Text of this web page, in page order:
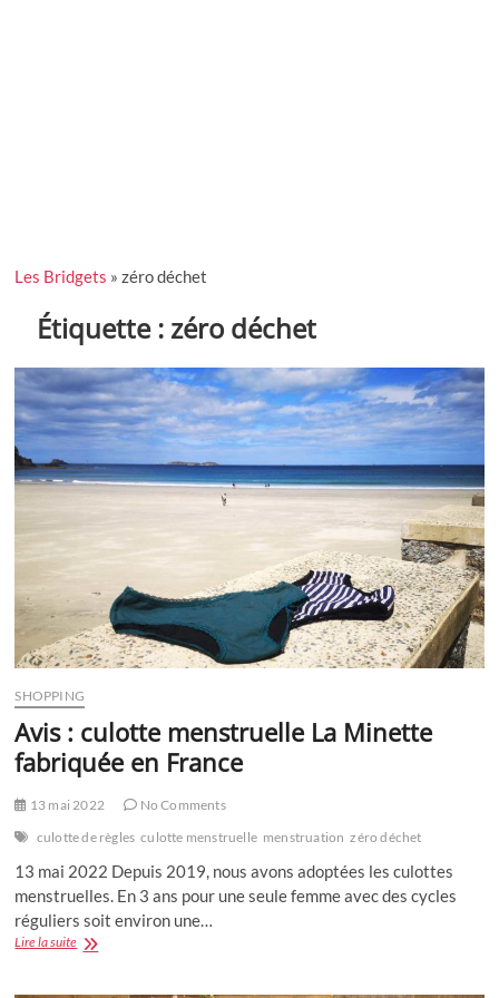
Les Bridgets »zéro déchet
Étiquette : zéro déchet
SHOPPING
Avis : culotte menstruelle La Minette
fabriquée en France
13 mai 2022
No Comments
culotte de règles culotte menstruelle menstruation zéro déchet
13 mai 2022 Depuis 2019, nous avons adoptées les culottes
menstruelles. En 3 ans pour une seule femme avec des cycles
réguliers soit environ une…
Lire la suiteAvis